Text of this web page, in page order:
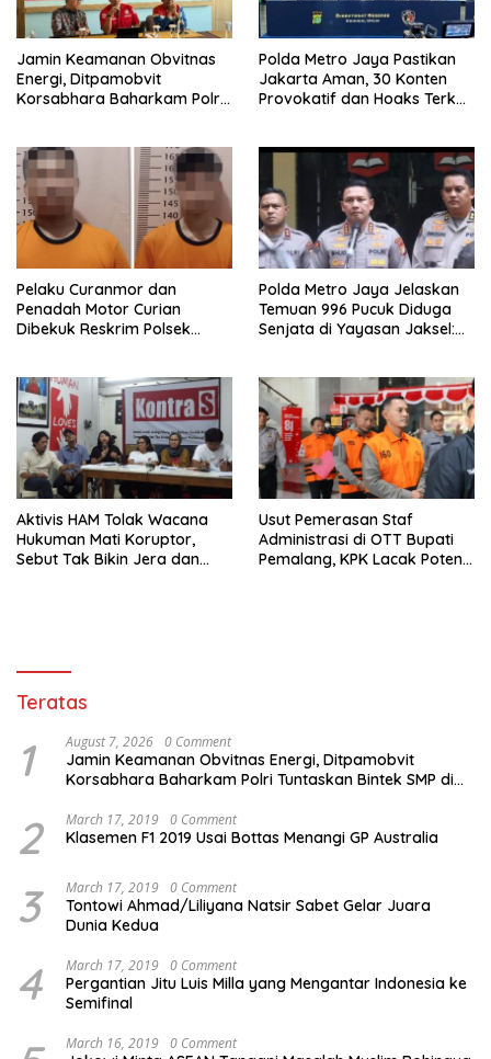
Jamin Keamanan Obvitnas
Energi, Ditpamobvit
Korsabhara Baharkam Polri
Jabar
Polda Metro Jaya Pastikan
Jakarta Aman, 30 Konten
Provokatif dan Hoaks Terkait
Pelaku Curanmor dan
Penadah Motor Curian
Dibekuk Reskrim Polsek
Polda Metro Jaya Jelaskan
Temuan 996 Pucuk Diduga
Senjata di Yayasan Jaksel:
Aktivis HAM Tolak Wacana
Hukuman Mati Koruptor,
Sebut Tak Bikin Jera dan
Usut Pemerasan Staf
Administrasi di OTT Bupati
Pemalang, KPK Lacak Potensi
Teratas
1 August 7, 2026 0 Comment
Jamin Keamanan Obvitnas Energi, Ditpamobvit
Korsabhara Baharkam Polri Tuntaskan Bintek SMP di
2 March 17, 2019 0 Comment
Klasemen F1 2019 Usai Bottas Menangi GP Australia
3 March 17, 2019 0 Comment
Tontowi Ahmad/Liliyana Natsir Sabet Gelar Juara
Dunia Kedua
4 March 17, 2019 0 Comment
Pergantian Jitu Luis Milla yang Mengantar Indonesia ke
Semifinal
March 16, 2019 0 Comment